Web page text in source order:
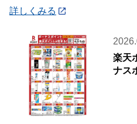
詳しくみる
楽天
ナス